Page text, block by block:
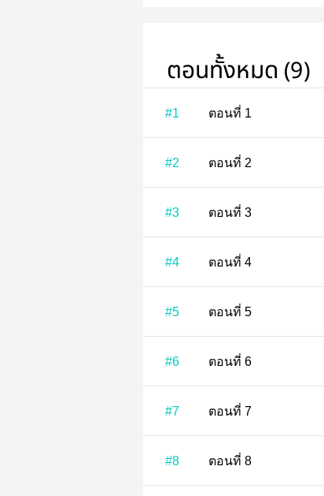
ตอนทั้งหมด (9)
#1 ตอนที่ 1
#2 ตอนที่ 2
#3 ตอนที่ 3
#4 ตอนที่ 4
#5 ตอนที่ 5
#6 ตอนที่ 6
#7 ตอนที่ 7
#8 ตอนที่ 8